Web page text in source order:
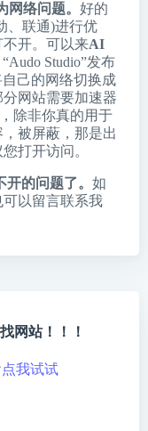
络问题。 好的
、联通)进行优
开。可以来AI
Studio”发布
自己的网络切换成
网站需要加速器
除非你真的用于
被屏蔽，那是出
打开访问。
的问题了。 如
以留言联系我
网站！！！
点我试试